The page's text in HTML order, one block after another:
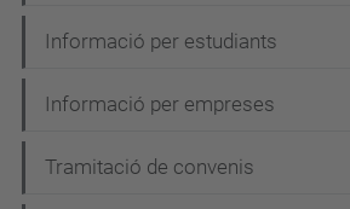
a
v
g
a
Informació per estudiants
Informació per empreses
Tramitació de convenis